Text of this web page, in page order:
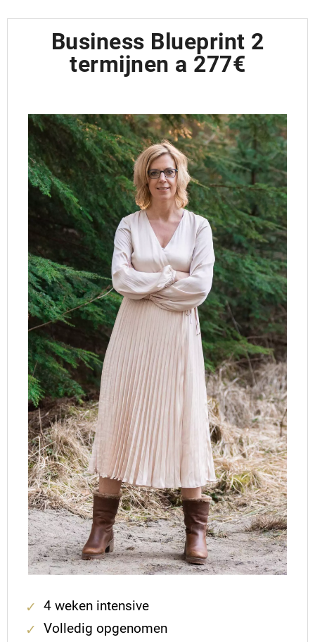
Business Blueprint 2
termijnen a 277€
4 weken intensive
Volledig opgenomen